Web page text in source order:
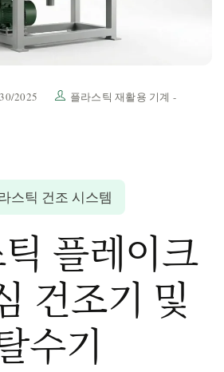
2025
플라스틱 재활용 기계 -
스틱 건조 시스템
플레이크
건조기 및
수기